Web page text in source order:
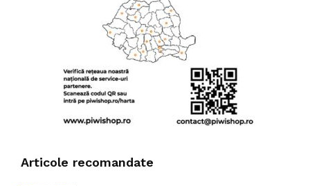
Articole recomandate